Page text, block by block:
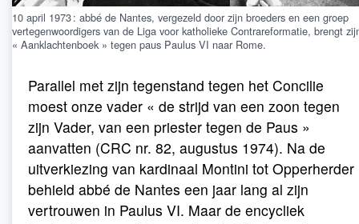
10 april 1973 : abbé de Nantes, vergezeld door zijn broeders en een groep
vertegenwoordigers van de Liga voor katholieke Contrareformatie, brengt
« Aanklachtenboek » tegen paus Paulus VI naar Rome.
Parallel met zijn tegenstand tegen het Concilie
moest onze vader « de strijd van een zoon tegen
zijn Vader, van een priester tegen de Paus »
aanvatten (CRC nr. 82, augustus 1974). Na de
uitverkiezing van kardinaal Montini tot Opperherder
behield abbé de Nantes een jaar lang al zijn
vertrouwen in Paulus VI. Maar de encycliek